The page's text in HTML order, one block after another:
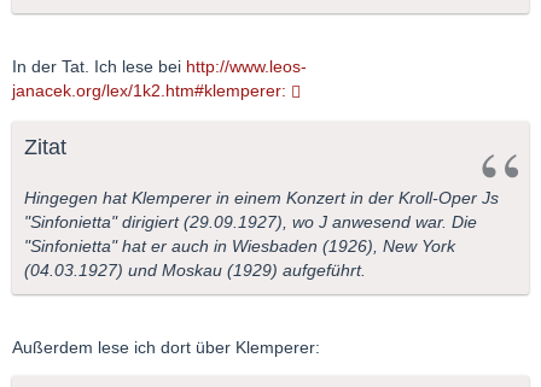
In der Tat. Ich lese bei http://www.leos-
janacek.org/lex/1k2.htm#klemperer:
Zitat
Hingegen hat Klemperer in einem Konzert in der Kroll-Oper Js
"Sinfonietta" dirigiert (29.09.1927), wo J anwesend war. Die
"Sinfonietta" hat er auch in Wiesbaden (1926), New York
(04.03.1927) und Moskau (1929) aufgeführt.
Außerdem lese ich dort über Klemperer: